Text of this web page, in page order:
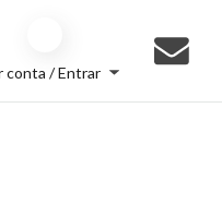
conta / Entrar